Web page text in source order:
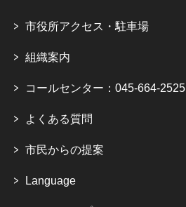
市役所アクセス・駐車場
組織案内
コールセンター：045-664-2525
よくある質問
市民からの提案
Language